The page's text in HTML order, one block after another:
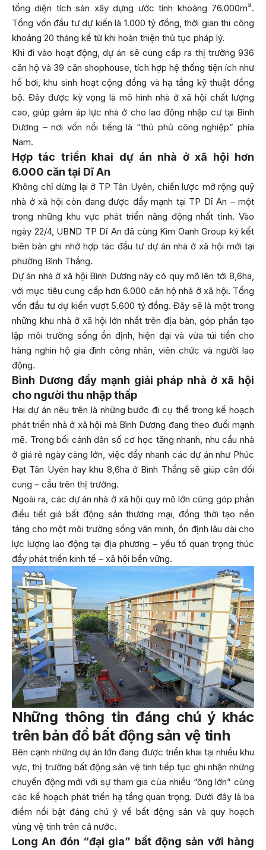
tổng diện tích sàn xây dựng ước tính khoảng 76.000m².
Tổng vốn đầu tư dự kiến là 1.000 tỷ đồng, thời gian thi công
khoảng 20 tháng kể từ khi hoàn thiện thủ tục pháp lý.
Khi đi vào hoạt động, dự án sẽ cung cấp ra thị trường 936
căn hộ và 39 căn shophouse, tích hợp hệ thống tiện ích như
hồ bơi, khu sinh hoạt cộng đồng và hạ tầng kỹ thuật đồng
bộ. Đây được kỳ vọng là mô hình nhà ở xã hội chất lượng
cao, giúp giảm áp lực nhà ở cho lao động nhập cư tại Bình
Dương – nơi vốn nổi tiếng là “thủ phủ công nghiệp” phía
Nam.
Hợp tác triển khai dự án nhà ở xã hội hơn
6.000 căn tại Dĩ An
Không chỉ dừng lại ở TP Tân Uyên, chiến lược mở rộng quỹ
nhà ở xã hội còn đang được đẩy mạnh tại TP Dĩ An – một
trong những khu vực phát triển năng động nhất tỉnh. Vào
ngày 22/4, UBND TP Dĩ An đã cùng Kim Oanh Group ký kết
biên bản ghi nhớ hợp tác đầu tư dự án nhà ở xã hội mới tại
phường Bình Thắng.
Dự án nhà ở xã hội Bình Dương này có quy mô lên tới 8,6ha,
với mục tiêu cung cấp hơn 6.000 căn hộ nhà ở xã hội. Tổng
vốn đầu tư dự kiến vượt 5.600 tỷ đồng. Đây sẽ là một trong
những khu nhà ở xã hội lớn nhất trên địa bàn, góp phần tạo
lập môi trường sống ổn định, hiện đại và vừa túi tiền cho
hàng nghìn hộ gia đình công nhân, viên chức và người lao
động.
Bình Dương đẩy mạnh giải pháp nhà ở xã hội
cho người thu nhập thấp
Hai dự án nêu trên là những bước đi cụ thể trong kế hoạch
phát triển nhà ở xã hội mà Bình Dương đang theo đuổi mạnh
mẽ. Trong bối cảnh dân số cơ học tăng nhanh, nhu cầu nhà
ở giá rẻ ngày càng lớn, việc đẩy nhanh các dự án như Phúc
Đạt Tân Uyên hay khu 8,6ha ở Bình Thắng sẽ giúp cân đối
cung – cầu trên thị trường.
Ngoài ra, các dự án nhà ở xã hội quy mô lớn cũng góp phần
điều tiết giá bất động sản thương mại, đồng thời tạo nền
tảng cho một môi trường sống văn minh, ổn định lâu dài cho
lực lượng lao động tại địa phương – yếu tố quan trọng thúc
đẩy phát triển kinh tế – xã hội bền vững.
Những thông tin đáng chú ý khác
trên bản đồ bất động sản vệ tinh
Bên cạnh những dự án lớn đang được triển khai tại nhiều khu
vực, thị trường bất động sản vệ tinh tiếp tục ghi nhận những
chuyển động mới với sự tham gia của nhiều “ông lớn” cùng
các kế hoạch phát triển hạ tầng quan trọng. Dưới đây là ba
điểm nổi bật đáng chú ý về bất động sản và quy hoạch
vùng vệ tinh trên cả nước.
Long An đón “đại gia” bất động sản với hàng